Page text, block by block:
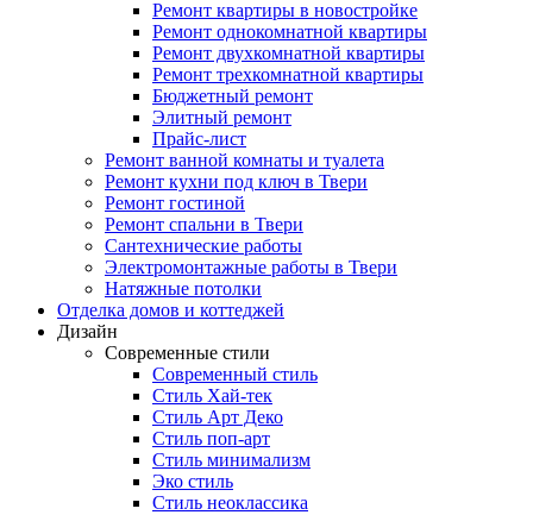
Ремонт квартиры в новостройке
Ремонт однокомнатной квартиры
Ремонт двухкомнатной квартиры
Ремонт трехкомнатной квартиры
Бюджетный ремонт
Элитный ремонт
Прайс-лист
Ремонт ванной комнаты и туалета
Ремонт кухни под ключ в Твери
Ремонт гостиной
Ремонт спальни в Твери
Сантехнические работы
Электромонтажные работы в Твери
Натяжные потолки
Отделка домов и коттеджей
Дизайн
Современные стили
Современный стиль
Стиль Хай-тек
Стиль Арт Деко
Стиль поп-арт
Стиль минимализм
Эко стиль
Стиль неоклассика